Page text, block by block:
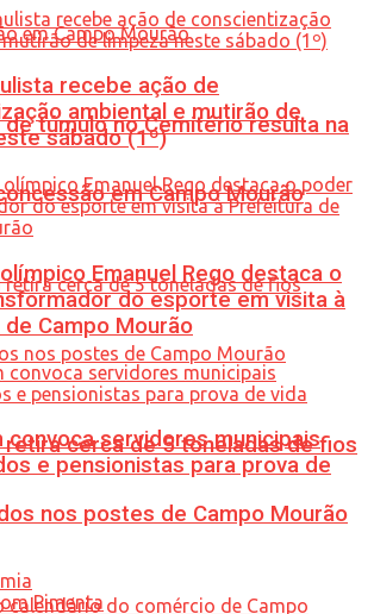
de túmulo no Cemitério resulta na
em Campo Mourão
cerca de 5 toneladas de fios
nos postes de Campo Mourão
recebe ação de
ambiental e mutirão de
sábado (1º)
Emanuel Rego destaca o
do esporte em visita à
Campo Mourão
convoca servidores municipais
e pensionistas para prova de
Pimenta